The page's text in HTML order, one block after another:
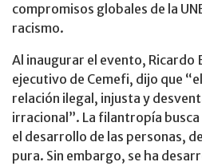
compromisos globales de la
racismo.
Al inaugurar el evento, Ricardo
ejecutivo de Cemefi, dijo que
relación ilegal, injusta y
irracional”. La filantropía
el desarrollo de las personas,
pura. Sin embargo, se ha